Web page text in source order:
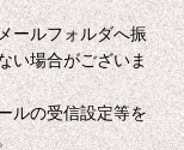
ールフォルダへ振
い場合がございま
ルの受信設定等を